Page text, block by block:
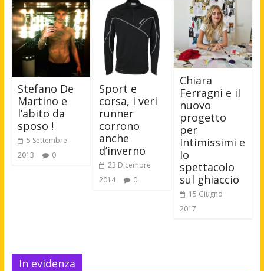
Stefano De
Martino e
l’abito da
sposo !
5 Settembre
2013
0
Sport e
corsa, i veri
runner
corrono
anche
d’inverno
23 Dicembre
2014
0
Chiara
Ferragni e il
nuovo
progetto
per
Intimissimi e
lo
spettacolo
sul ghiaccio
15 Giugno
2017
In evidenza